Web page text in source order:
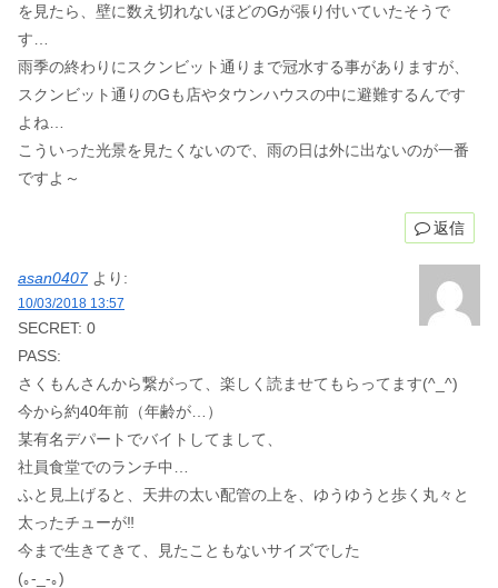
を見たら、壁に数え切れないほどのGが張り付いていたそうで
す…
雨季の終わりにスクンビット通りまで冠水する事がありますが、
スクンビット通りのGも店やタウンハウスの中に避難するんです
よね…
こういった光景を見たくないので、雨の日は外に出ないのが一番
ですよ～
返信
asan0407 より:
10/03/2018 13:57
SECRET: 0
PASS:
さくもんさんから繋がって、楽しく読ませてもらってます(^_^)
今から約40年前（年齢が…）
某有名デパートでバイトしてまして、
社員食堂でのランチ中…
ふと見上げると、天井の太い配管の上を、ゆうゆうと歩く丸々と
太ったチューが‼️
今まで生きてきて、見たこともないサイズでした
(｡-_-｡)